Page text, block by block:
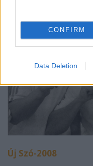
CONFIRM
Data Deletion
Új Szó-2008